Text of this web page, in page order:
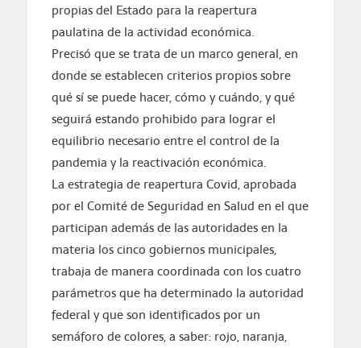
propias del Estado para la reapertura
paulatina de la actividad económica.
Precisó que se trata de un marco general, en
donde se establecen criterios propios sobre
qué sí se puede hacer, cómo y cuándo, y qué
seguirá estando prohibido para lograr el
equilibrio necesario entre el control de la
pandemia y la reactivación económica.
La estrategia de reapertura Covid, aprobada
por el Comité de Seguridad en Salud en el que
participan además de las autoridades en la
materia los cinco gobiernos municipales,
trabaja de manera coordinada con los cuatro
parámetros que ha determinado la autoridad
federal y que son identificados por un
semáforo de colores, a saber: rojo, naranja,